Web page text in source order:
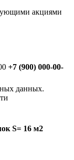
акциями
+7 (900) 000-00-
данных.
S= 16 м2